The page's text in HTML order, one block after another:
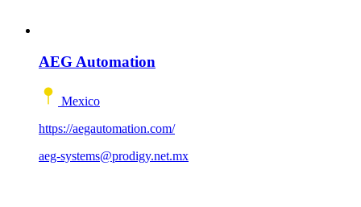
AEG Automation
Mexico
https://aegautomation.com/
aeg-systems@prodigy.net.mx